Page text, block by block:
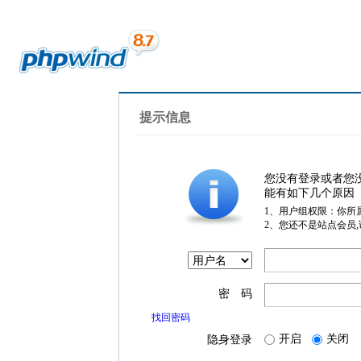
提示信息
您没有登录或者您
能有如下几个原因
1、用户组权限：你所
2、您还不是站点会员
密 码
找回密码
隐身登录 开启 关闭